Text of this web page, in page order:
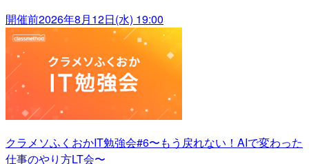
開催前2026年8月12日(水) 19:00
クラメソふくおかIT勉強会#6〜もう戻れない！AIで変わった
仕事のやり方LT会〜